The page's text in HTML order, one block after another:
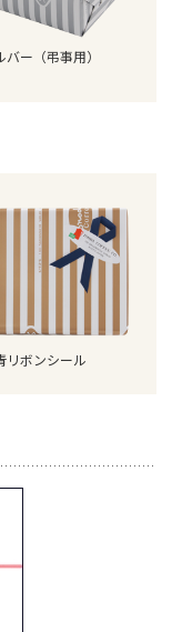
バー（弔事用）
リボンシール